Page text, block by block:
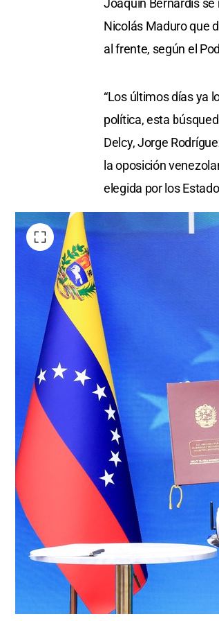
Joaquín Bernardis
Nicolás Maduro que
al frente, según el
“Los últimos días ya
política, esta
Delcy, Jorge
la oposición
elegida por los